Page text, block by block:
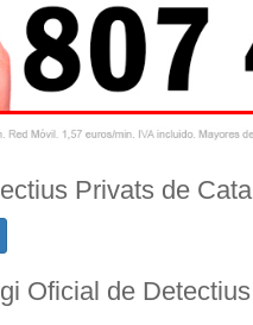
Privats de
Oficial de